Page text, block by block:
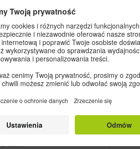
ZGŁOSZENIE DO KONKURSU
Termin nadsyłania zgłoszeń: do 30.11.2020
INFORMACJE O NAUCZYCIELU
Imię i nazwisko